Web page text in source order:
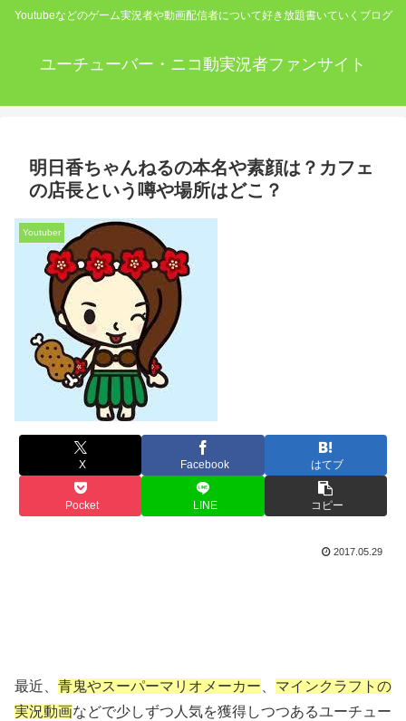
Youtubeなどのゲーム実況者や動画配信者について好き放題書いていくブログ
ユーチューバー・ニコ動実況者ファンサイト
明日香ちゃんねるの本名や素顔は？カフェ
の店長という噂や場所はどこ？
Youtuber
X Facebook はてブ
Pocket LINE コピー
2017.05.29
最近、 青鬼やスーパーマリオメーカー
マインクラフトの
実況動画などで少しずつ人気を獲得しつつあるユーチュー